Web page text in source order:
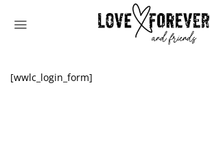
[wwlc_login_form]